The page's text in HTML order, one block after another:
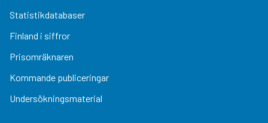
Statistikdatabaser
Finland i siffror
Prisomräknaren
Kommande publiceringar
Undersökningsmaterial